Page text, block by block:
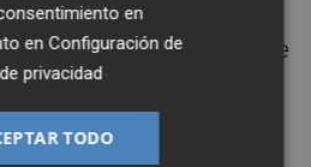
para ajedrecistas
Valenciana, que
3.000 euros,
en cada Open
total de diez.
en
enConfiguración de
privacidad
TODO